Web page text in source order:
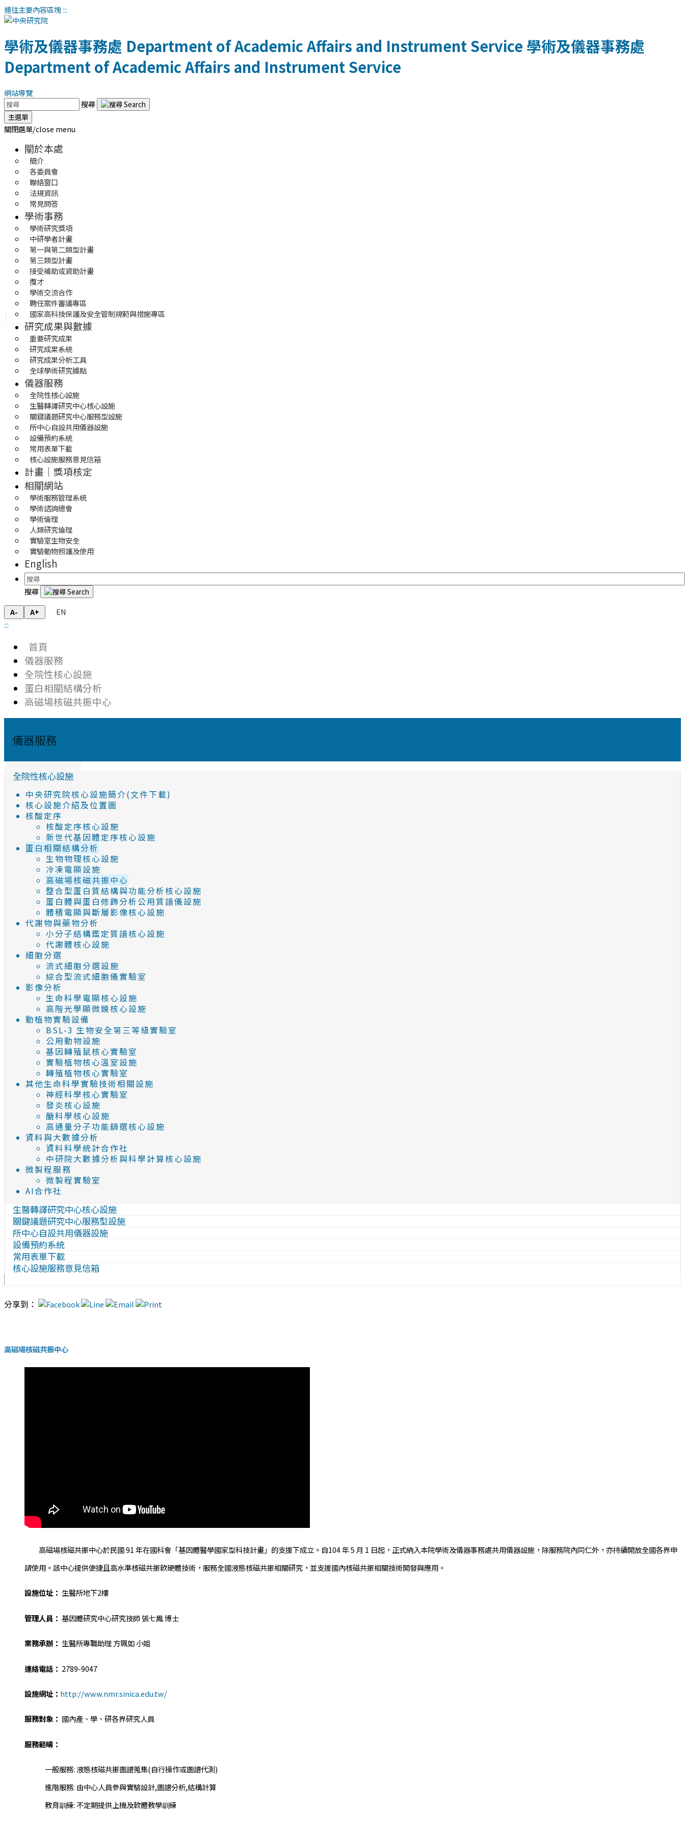
連往主要內容區塊:::
學術及儀器事務處 Department of Academic Affairs and Instrument Service 學術及儀器事務處
Department of Academic Affairs and Instrument Service
網站導覽
搜尋
主選單
關閉選單/close menu
關於本處
簡介
各委員會
聯絡窗口
法規資訊
常見問答
學術事務
學術研究獎項
中研學者計畫
第一與第二類型計畫
第三類型計畫
接受補助或資助計畫
攬才
學術交流合作
聘任案件審議專區
國家高科技保護及安全管制規範與措施專區
研究成果與數據
重要研究成果
研究成果系統
研究成果分析工具
全球學術研究據點
儀器服務
全院性核心設施
生醫轉譯研究中心核心設施
關鍵議題研究中心服務型設施
所中心自設共用儀器設施
設備預約系統
常用表單下載
核心設施服務意見信箱
計畫｜獎項核定
相關網站
學術服務管理系統
學術諮詢總會
學術倫理
人類研究倫理
實驗室生物安全
實驗動物照護及使用
English
搜尋
A- A+
EN
:::
首頁
儀器服務
全院性核心設施
蛋白相關結構分析
高磁場核磁共振中心
儀器服務
全院性核心設施
中央研究院核心設施簡介(文件下載)
核心設施介紹及位置圖
核酸定序
核酸定序核心設施
新世代基因體定序核心設施
蛋白相關結構分析
生物物理核心設施
冷凍電顯設施
高磁場核磁共振中心
整合型蛋白質結構與功能分析核心設施
蛋白體與蛋白修飾分析公用質譜儀設施
體積電顯與斷層影像核心設施
代謝物與藥物分析
小分子結構鑑定質譜核心設施
代謝體核心設施
細胞分選
流式細胞分選設施
綜合型流式細胞儀實驗室
影像分析
生命科學電顯核心設施
高階光學顯微鏡核心設施
動植物實驗設備
BSL-3 生物安全第三等級實驗室
公用動物設施
基因轉殖鼠核心實驗室
實驗植物核心溫室設施
轉殖植物核心實驗室
其他生命科學實驗技術相關設施
神經科學核心實驗室
發炎核心設施
醣科學核心設施
高通量分子功能篩選核心設施
資料與大數據分析
資料科學統計合作社
中研院大數據分析與科學計算核心設施
微製程服務
微製程實驗室
AI合作社
生醫轉譯研究中心核心設施
關鍵議題研究中心服務型設施
所中心自設共用儀器設施
設備預約系統
常用表單下載
核心設施服務意見信箱
分享到：
高磁場核磁共振中心
高磁場核磁共振中心於民國 91 年在國科會「基因體醫學國家型科技計畫」的支援下成立。自104 年 5 月 1 日起，正式納入本院學術及儀器事務處共用儀器設施，除服務院內同仁外，亦持續開放全國各界申
請使用。該中心提供便捷且高水準核磁共振軟硬體技術，服務全國液態核磁共振相關研究，並支援國內核磁共振相關技術開發與應用。
設施位址： 生醫所地下2樓
管理人員： 基因體研究中心研究技師 張七鳳 博士
業務承辦： 生醫所專職助理 方珮如 小姐
連絡電話： 2789-9047
設施網址： http://www.nmr.sinica.edu.tw/
服務對象： 國內產、學、研各界研究人員
服務範疇：
一般服務: 液態核磁共振圖譜蒐集(自行操作或圖譜代測)
進階服務: 由中心人員參與實驗設計,圖譜分析,結構計算
教育訓練: 不定期提供上機及軟體教學訓練